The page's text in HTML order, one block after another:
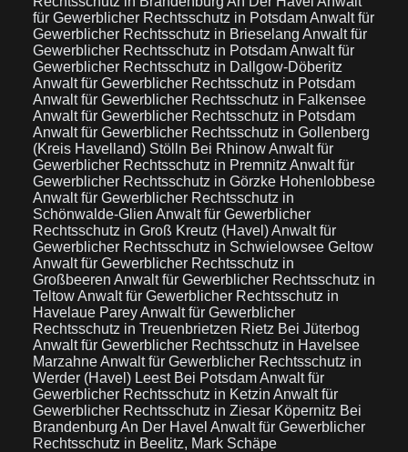
für Gewerblicher Rechtsschutz in PotsdamAnwalt für
Gewerblicher Rechtsschutz in Brieselang Anwalt für
Gewerblicher Rechtsschutz in PotsdamAnwalt für
Gewerblicher Rechtsschutz in Dallgow-Döberitz
Anwalt für Gewerblicher Rechtsschutz in Potsdam
Anwalt für Gewerblicher Rechtsschutz in Falkensee
Anwalt für Gewerblicher Rechtsschutz in Potsdam
Anwalt für Gewerblicher Rechtsschutz in Gollenberg
(Kreis Havelland) Stölln Bei RhinowAnwalt für
Gewerblicher Rechtsschutz in Premnitz Anwalt für
Gewerblicher Rechtsschutz in Görzke Hohenlobbese
Anwalt für Gewerblicher Rechtsschutz in
Schönwalde-Glien Anwalt für Gewerblicher
Rechtsschutz in Groß Kreutz (Havel)Anwalt für
Gewerblicher Rechtsschutz in Schwielowsee Geltow
Anwalt für Gewerblicher Rechtsschutz in
Großbeeren Anwalt für Gewerblicher Rechtsschutz in
TeltowAnwalt für Gewerblicher Rechtsschutz in
Havelaue PareyAnwalt für Gewerblicher
Rechtsschutz in Treuenbrietzen Rietz Bei Jüterbog
Anwalt für Gewerblicher Rechtsschutz in Havelsee
MarzahneAnwalt für Gewerblicher Rechtsschutz in
Werder (Havel) Leest Bei PotsdamAnwalt für
Gewerblicher Rechtsschutz in Ketzin Anwalt für
Gewerblicher Rechtsschutz in Ziesar Köpernitz Bei
Brandenburg An Der Havel Anwalt für Gewerblicher
Rechtsschutz in Beelitz, Mark Schäpe